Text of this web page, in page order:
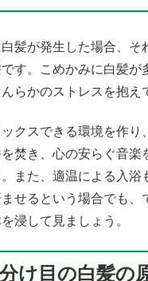
髪が発生した場合、そ
す。こめかみに白髪が
らかのストレスを抱え
クスできる環境を作り
焚き、心の安らぐ音楽
また、適温による入浴
せるという場合でも、
浸して見ましょう。
け目の白髪の